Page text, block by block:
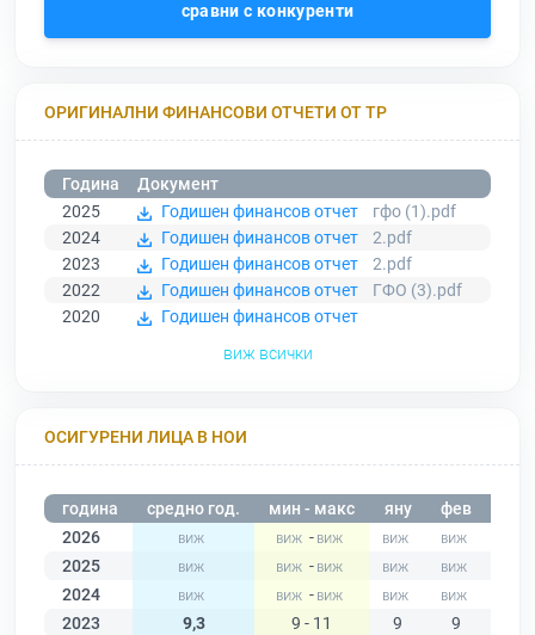
сравни с конкуренти
ОРИГИНАЛНИ ФИНАНСОВИ ОТЧЕТИ ОТ ТР
Година
Документ
2025
Годишен финансов отчет
гфо (1).pdf
2024
Годишен финансов отчет
2.pdf
2023
Годишен финансов отчет
2.pdf
2022
Годишен финансов отчет
ГФО (3).pdf
2020
Годишен финансов отчет
виж всички
ОСИГУРЕНИ ЛИЦА В НОИ
година средно год. мин - макс яну фев
2026
-
2025
-
2024
-
2023
9,3 9 - 11 9 9